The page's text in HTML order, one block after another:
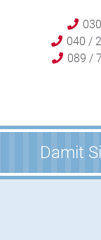
040 /
089 /
Damit